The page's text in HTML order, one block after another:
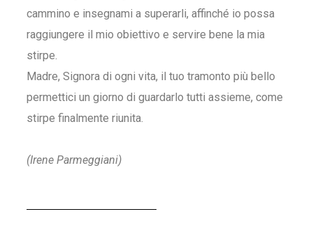
cammino e insegnami a superarli, affinché io possa
raggiungere il mio obiettivo e servire bene la mia
stirpe.
Madre, Signora di ogni vita, il tuo tramonto più bello
permettici un giorno di guardarlo tutti assieme, come
stirpe finalmente riunita.
(Irene Parmeggiani)